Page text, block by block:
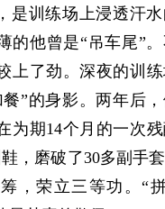
训练场上浸透汗水
的他曾是“吊车尾”
上了劲。深夜的训
”的身影。两年后
为期14个月的一次
，磨破了30多副手
，荣立三等功。“